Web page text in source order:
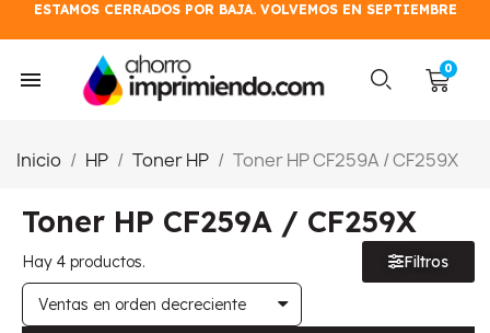
ESTAMOS CERRADOS POR BAJA. VOLVEMOS EN SEPTIEMBRE
Inicio HP Toner HP Toner HP CF259A / CF259X
Toner HP CF259A / CF259X
Hay 4 productos. Filtros